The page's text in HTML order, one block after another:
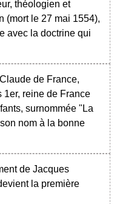
théologien et
(mort le 27 mai 1554),
avec la doctrine qui
de France,
reine de France
surnommée "La
nom à la bonne
de Jacques
la première